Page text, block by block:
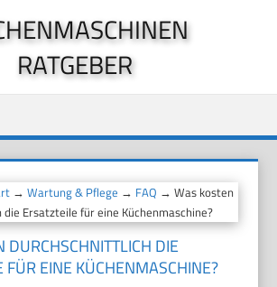
RATGEBER
→Wartung & Pflege → FAQ → Was kosten
Ersatzteile für eine Küchenmaschine?
DURCHSCHNITTLICH DIE
FÜR EINE KÜCHENMASCHINE?